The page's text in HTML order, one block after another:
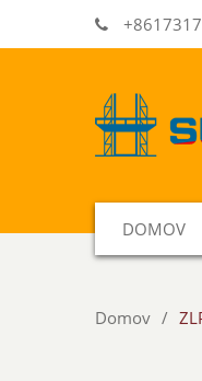
DOMOV
Domov